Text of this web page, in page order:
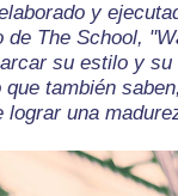
y
The School,
su estilo y
también
lograr una